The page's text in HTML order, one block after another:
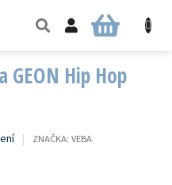
NÁKUPNÍ
GEON Hip Hop
ZNAČKA: VEBA